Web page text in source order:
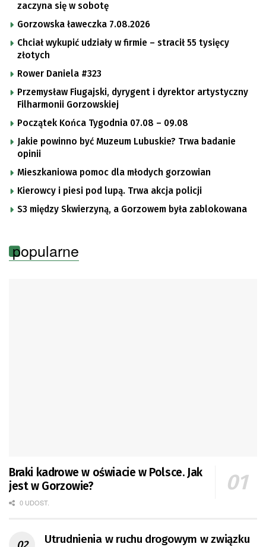
zaczyna się w sobotę
Gorzowska ławeczka 7.08.2026
Chciał wykupić udziały w firmie – stracił 55 tysięcy
złotych
Rower Daniela #323
Przemysław Fiugajski, dyrygent i dyrektor artystyczny
Filharmonii Gorzowskiej
Początek Końca Tygodnia 07.08 – 09.08
Jakie powinno być Muzeum Lubuskie? Trwa badanie
opinii
Mieszkaniowa pomoc dla młodych gorzowian
Kierowcy i piesi pod lupą. Trwa akcja policji
S3 między Skwierzyną, a Gorzowem była zablokowana
popularne
Braki kadrowe w oświacie w Polsce. Jak
jest w Gorzowie?
0 UDOST.
Utrudnienia w ruchu drogowym w związku